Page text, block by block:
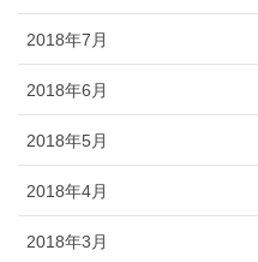
2018年7月
2018年6月
2018年5月
2018年4月
2018年3月